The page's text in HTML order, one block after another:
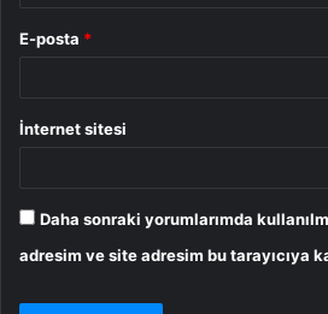
E-posta *
İnternet sitesi
Daha sonraki yorumlarımda
adresim ve site adresim bu tarayıcıya